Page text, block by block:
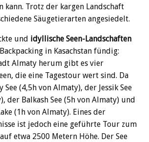
kann. Trotz der kargen Landschaft
Säugetierarten angesiedelt.
und idyllische Seen-Landschaften
in Kasachstan fündig:
Almaty herum gibt es vier
die eine Tagestour wert sind. Da
See (4,5h von Almaty), der Jessik See
der Balkash See (5h von Almaty) und
(1h von Almaty). Eines der
ist jedoch eine geführte Tour zum
etwa 2500 Metern Höhe. Der See